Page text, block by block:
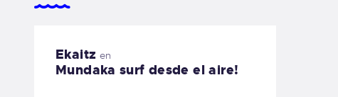
Ekaitz en
Mundaka surf desde el aire!